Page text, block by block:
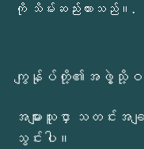
ကို သိမ်းဆည်းထားသည်။.
ကျွန်ုပ်တို့၏အဖွဲ့သို့ဝင်
အများသူငှာ သတင်း
သွင်းပါ။